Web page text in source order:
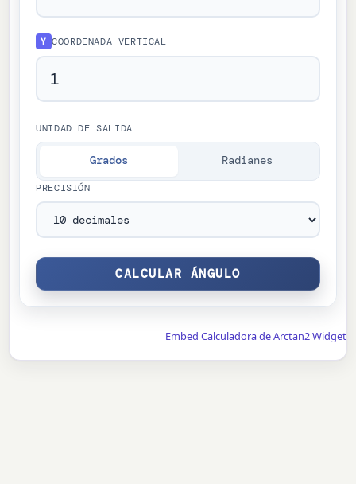
Y COORDENADA VERTICAL
UNIDAD DE SALIDA
Grados Radianes
PRECISIÓN
Embed Calculadora de Arctan2 Widget